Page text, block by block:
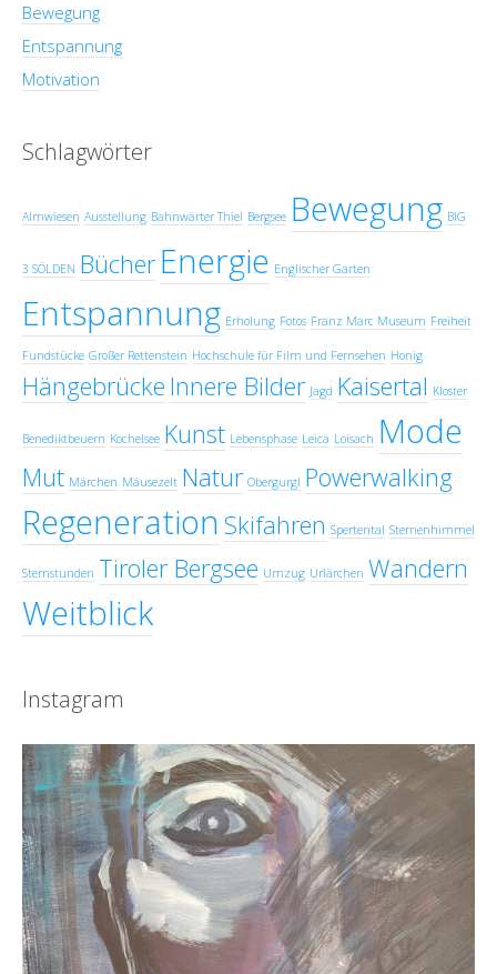
Bewegung
Entspannung
Motivation
Schlagwörter
Almwiesen Ausstellung Bahnwärter Thiel Bergsee Bewegung BIG
3 SÖLDEN Bücher Energie Englischer Garten
Entspannung Erholung Fotos Franz Marc Museum Freiheit
Fundstücke Großer Rettenstein Hochschule für Film und Fernsehen Honig
Hängebrücke Innere Bilder Jagd Kaisertal Kloster
Benediktbeuern Kochelsee Kunst Lebensphase Leica Loisach Mode
Mut Märchen Mäusezelt Natur Obergurgl Powerwalking
Regeneration Skifahren Spertental Sternenhimmel
Sternstunden Tiroler Bergsee Umzug Urlärchen Wandern
Weitblick
Instagram